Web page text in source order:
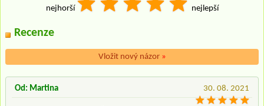
nejhorší nejlepší
Recenze
Vložit nový názor »
30. 08. 2021
Od: Martina